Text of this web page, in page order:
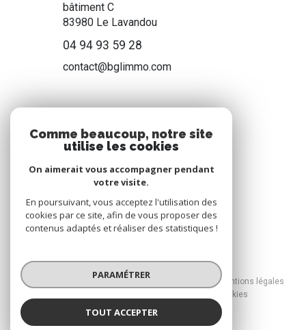
bâtiment C
83980 Le Lavandou
04 94 93 59 28
contact@bglimmo.com
Nous suivre
© 2026 | Tous droits réservés
Mentions légales
Cookies
Comme beaucoup, notre site
utilise les cookies
On aimerait vous accompagner pendant
votre visite.
En poursuivant, vous acceptez l'utilisation des
cookies par ce site, afin de vous proposer des
contenus adaptés et réaliser des statistiques !
PARAMÉTRER
TOUT ACCEPTER